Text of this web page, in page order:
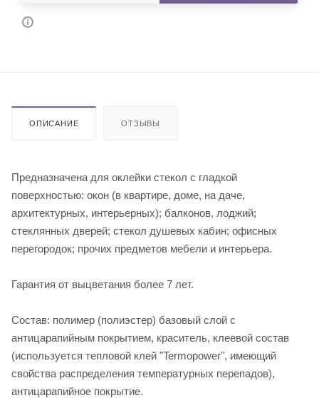
ОПИСАНИЕ ОТЗЫВЫ
Предназначена для оклейки стекол с гладкой
поверхностью: окон (в квартире, доме, на даче,
архитектурных, интерьерных); балконов, лоджий;
стеклянных дверей; стекол душевых кабин; офисных
перегородок; прочих предметов мебели и интерьера.
Гарантия от выцветания более 7 лет.
Состав: полимер (полиэстер) базовый слой с
антицарапийным покрытием, краситель, клеевой состав
(используется тепловой клей "Termopower", имеющий
свойства распределения температурных перепадов),
антицарапийное покрытие.